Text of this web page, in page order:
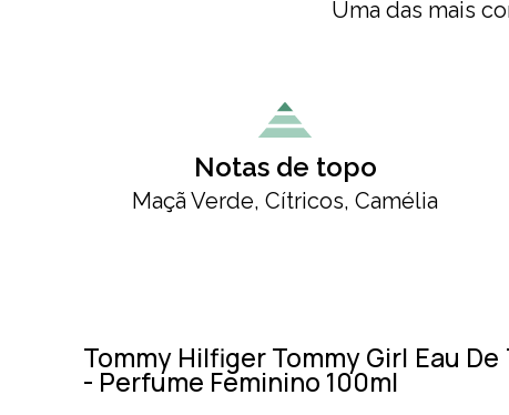
Uma das mais
Notas de topo
Maçã Verde, Cítricos, Camélia
Tommy Hilfiger Tommy Girl Eau
- Perfume Feminino 100ml